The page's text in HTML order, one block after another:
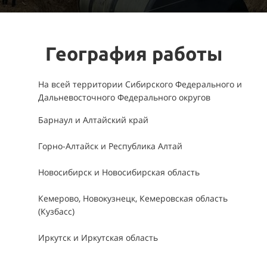
География работы
Барнаул и Алтайский край
Горно-Алтайск и Республика Алтай
Новосибирск и Новосибирская область
Кемерово, Новокузнецк, Кемеровская область
(Кузбасс)
Иркутск и Иркутская область
На всей территории Сибирского Федерального и
Дальневосточного Федерального округов